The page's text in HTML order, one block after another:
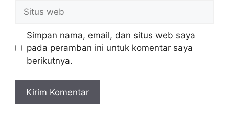
Situs
web
Simpan nama, email, dan situs web saya
pada peramban ini untuk komentar saya
berikutnya.